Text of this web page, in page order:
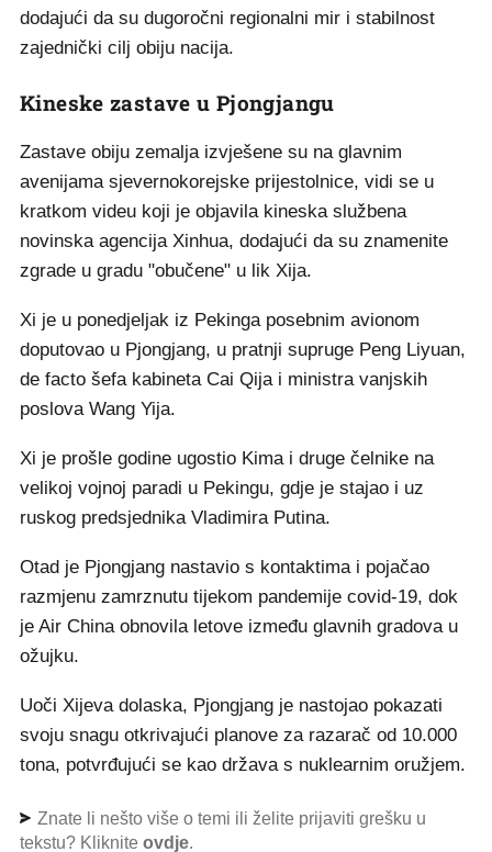
dodajući da su dugoročni regionalni mir i stabilnost
zajednički cilj obiju nacija.
Kineske zastave u Pjongjangu
Zastave obiju zemalja izvješene su na glavnim
avenijama sjevernokorejske prijestolnice, vidi se u
kratkom videu koji je objavila kineska službena
novinska agencija Xinhua, dodajući da su znamenite
zgrade u gradu "obučene" u lik Xija.
Xi je u ponedjeljak iz Pekinga posebnim avionom
doputovao u Pjongjang, u pratnji supruge Peng Liyuan,
de facto šefa kabineta Cai Qija i ministra vanjskih
poslova Wang Yija.
Xi je prošle godine ugostio Kima i druge čelnike na
velikoj vojnoj paradi u Pekingu, gdje je stajao i uz
ruskog predsjednika Vladimira Putina.
Otad je Pjongjang nastavio s kontaktima i pojačao
razmjenu zamrznutu tijekom pandemije covid-19, dok
je Air China obnovila letove između glavnih gradova u
ožujku.
Uoči Xijeva dolaska, Pjongjang je nastojao pokazati
svoju snagu otkrivajući planove za razarač od 10.000
tona, potvrđujući se kao država s nuklearnim oružjem.
Znate li nešto više o temi ili želite prijaviti grešku u
tekstu? Kliknite ovdje.